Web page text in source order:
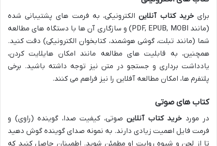
برایخرید کتاب آنلاینالکترونیکی، به فرمت های پشتیبانی شده
(مانند PDF, EPUB, MOBI) و سازگاری آن ها با دستگاه های مطالعه
شما (مانند تبلت، گوشی هوشمند، کتابخوان الکترونیکی) دقت کنید.
همچنین، به قابلیت های مطالعه مانند امکان هایلایت کردن،
یادداشت برداری و جستجو در متن نیز توجه داشته باشید. برخی
پلتفرم ها، امکان مطالعه آفلاین را نیز فراهم می کنند.
کتاب های صوتی
در مورد خرید کتاب آنلاین صوتی، کیفیت صدا، گوینده (راوی) و
فرمت فایل اهمیت زیادی دارند. به نمونه صدای گوینده گوش دهید
تا از لحن و شیوه روایت او مطمئن شوید. اطمینان حاصل کنید که